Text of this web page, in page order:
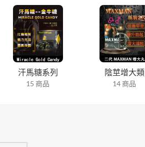
汗馬糖系列
15 商品
陰莖增大類
14 商品